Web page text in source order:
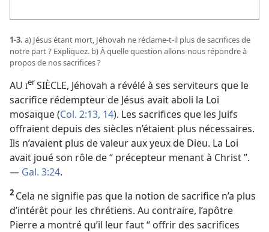
1-3. a) Jésus étant mort, Jéhovah ne réclame-​t-​il plus de sacrifices de
notre part ? Expliquez. b) À quelle question allons-​nous répondre à
propos de nos sacrifices ?
AU IerSIÈCLE, Jéhovah a révélé à ses serviteurs que le
sacrifice rédempteur de Jésus avait aboli la Loi
mosaïque (Col. 2:13, 14). Les sacrifices que les Juifs
offraient depuis des siècles n’étaient plus nécessaires.
Ils n’avaient plus de valeur aux yeux de Dieu. La Loi
avait joué son rôle de “ précepteur menant à Christ ”.
— Gal. 3:24.
2 Cela ne signifie pas que la notion de sacrifice n’a plus
d’intérêt pour les chrétiens. Au contraire, l’apôtre
Pierre a montré qu’il leur faut “ offrir des sacrifices